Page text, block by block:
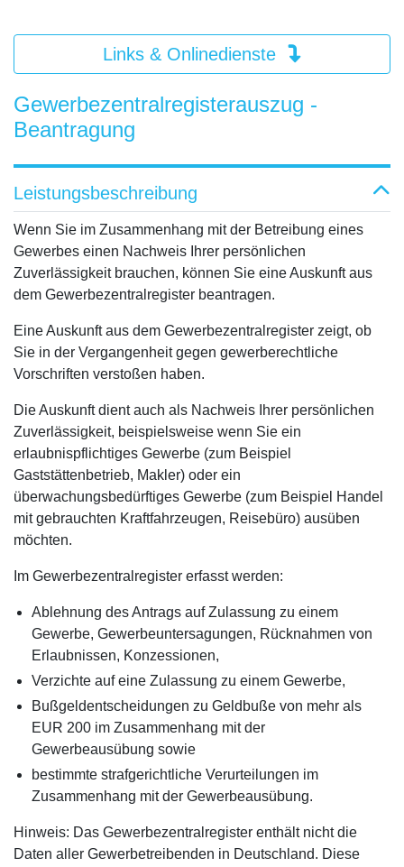
Links & Onlinedienste
Gewerbezentralregisterauszug -
Beantragung
Leistungsbeschreibung
Wenn Sie im Zusammenhang mit der Betreibung eines
Gewerbes einen Nachweis Ihrer persönlichen
Zuverlässigkeit brauchen, können Sie eine Auskunft aus
dem Gewerbezentralregister beantragen.
Eine Auskunft aus dem Gewerbezentralregister zeigt, ob
Sie in der Vergangenheit gegen gewerberechtliche
Vorschriften verstoßen haben.
Die Auskunft dient auch als Nachweis Ihrer persönlichen
Zuverlässigkeit, beispielsweise wenn Sie ein
erlaubnispflichtiges Gewerbe (zum Beispiel
Gaststättenbetrieb, Makler) oder ein
überwachungsbedürftiges Gewerbe (zum Beispiel Handel
mit gebrauchten Kraftfahrzeugen, Reisebüro) ausüben
möchten.
Im Gewerbezentralregister erfasst werden:
Ablehnung des Antrags auf Zulassung zu einem
Gewerbe, Gewerbeuntersagungen, Rücknahmen von
Erlaubnissen, Konzessionen,
Verzichte auf eine Zulassung zu einem Gewerbe,
Bußgeldentscheidungen zu Geldbuße von mehr als
EUR 200 im Zusammenhang mit der
Gewerbeausübung sowie
bestimmte strafgerichtliche Verurteilungen im
Zusammenhang mit der Gewerbeausübung.
Hinweis: Das Gewerbezentralregister enthält nicht die
Daten aller Gewerbetreibenden in Deutschland. Diese